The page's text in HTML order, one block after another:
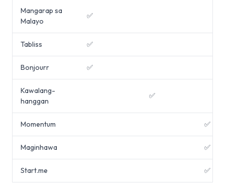
Mangarap sa
Malayo
✅
Tabliss ✅
Bonjourr ✅
Kawalang-
hanggan
✅
Momentum ✅
Maginhawa ✅
Start.me ✅